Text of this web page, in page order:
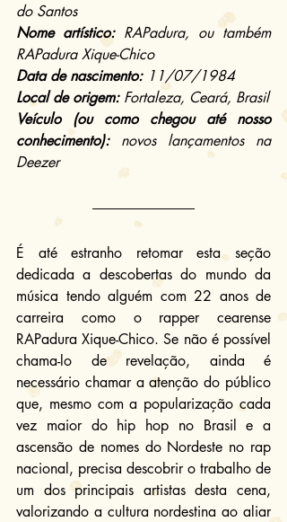
do Santos
Nome artístico: RAPadura, ou também
RAPadura Xique-Chico
Data de nascimento: 11/07/1984
Local de origem: Fortaleza, Ceará, Brasil
Veículo (ou como chegou até nosso
conhecimento): novos lançamentos na
Deezer
É até estranho retomar esta seção
dedicada a descobertas do mundo da
música tendo alguém com 22 anos de
carreira como o rapper cearense
RAPadura Xique-Chico. Se não é possível
chama-lo de revelação, ainda é
necessário chamar a atenção do público
que, mesmo com a popularização cada
vez maior do hip hop no Brasil e a
ascensão de nomes do Nordeste no rap
nacional, precisa descobrir o trabalho de
um dos principais artistas desta cena,
valorizando a cultura nordestina ao aliar